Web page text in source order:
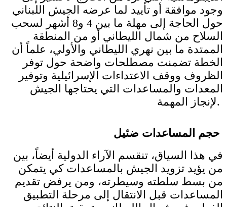
وجود موافقة أو تأييد لما عرضه الجيش اللبناني
حول الحاجة إلى مهلة ما بين 4 و8 أشهر لسحب
السلاح من شمال الليطاني أو من المنطقة
الممتدة ما بين نهري الليطاني والأولي، علماً أن
الخطة تضمنت مصطلحات واضحة حول توفر
الظروف ووقف الاعتداءات الإسرائيلية وتوفير
المعدات والمساعدات التي يحتاجها الجيش
لإنجاز المهمة.
في هذا السياق، تنقسم الآراء الدولية أيضاً، بين
من يؤيد تزويد الجيش بالمساعدات كي يتمكن
من بسط سلطته وسيطرته، ومن يرفض تقديم
المساعدات قبل الانتقال إلى مرحلة التطبيق